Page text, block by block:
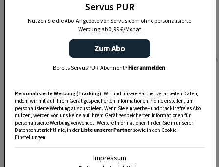
Foto: JURA
Für puren Geschmack
Der Professional Aroma Grinder liefert ein
optimales Mahlergebnis. Modernste
Brühprozesse bringen die Kaffeearomen zur
Servus PUR
Nutzen Sie die Abo-Angebote von Servus.com ohne personalisierte
Werbung ab 0,99 €/Monat
Zum Abo
Bereits Servus PUR-Abonnent?Hier anmelden.
Personalisierte Werbung (Tracking): Wir und unsere Partner verarbeiten Daten,
indem wir mit auf Ihrem Gerät gespeicherten Informationen Profile erstellen, um
personalisierte Werbung auszuspielen. Wenn Sie ein werbe– und trackingfreies Abo
nutzen, werden von uns keine auf Ihrem Gerät gespeicherten Informationen für
personalisierte Werbung verwendet. Weitere Informationen finden Sie in unserer
Datenschutzrichtlinie, in derListe unserer Partnersowie in den Cookie-
Einstellungen.
Impressum